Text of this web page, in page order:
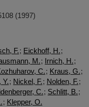
(1997)
F.; Eickhoff, H.;
M.; Irnich, H.;
C.; Kraus, G.;
Y.; Nickel, F.; Nolden, F.;
C.; Schlitt, B.;
; Klepper, O.